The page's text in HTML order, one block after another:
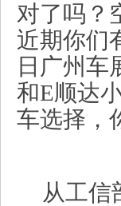
对了吗？
近期你们
日广州车
和E顺达
车选择，
从工信